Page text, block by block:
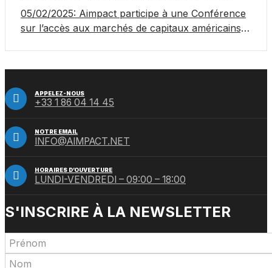
05/02/2025: Aimpact participe à une Conférence
sur l’accès aux marchés de capitaux américains,
APPELEZ-NOUS
+33 1 86 04 14 45
NOTRE EMAIL
INFO@AIMPACT.NET
HORAIRES D’OUVERTURE
LUNDI-VENDREDI – 09:00 – 18:00
S'INSCRIRE À LA NEWSLETTER